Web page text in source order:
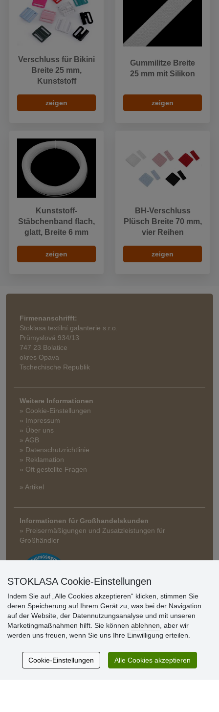
Verschluss für Bikini
Breite 25 mm,
Kunststoff
zeigen
Gummilitze Breite
25 mm mit Silikon
zeigen
Kunststoff-
Stäbchenband flach,
glatt, Breite 6 mm
zeigen
BH-Verschluss
Plüsch Breite 70 mm,
vier Reihen
zeigen
Firmenanschrifft:
Stoklasa textilní galanterie s.r.o.
Průmyslová 934/13
747 23 Bolatice
okres Opava
Tschechische Republik
Weitere Informationen
» Cookie-Einstellungen
» Impressum
» Über uns
» AGB
» Datenschutzrichtlinie
» Reklamation
» Oft gestellte Fragen
» Artikel
Informationen für Großhandelskunden
» Preisermäßigungen und Zusatzleistungen für
Großhändler
Kundenbewertung
Sehr schöne Ware zu günstigen Preisen. Sehr
netter Kontakt.
STOKLASA Cookie-Einstellungen
Indem Sie auf „Alle Cookies akzeptieren“ klicken, stimmen Sie
deren Speicherung auf Ihrem Gerät zu, was bei der Navigation
auf der Website, der Datennutzungsanalyse und mit unseren
Marketingmaßnahmen hilft. Sie können ablehnen , aber wir
werden uns freuen, wenn Sie uns Ihre Einwilligung erteilen.
Cookie-Einstellungen Alle Cookies akzeptieren